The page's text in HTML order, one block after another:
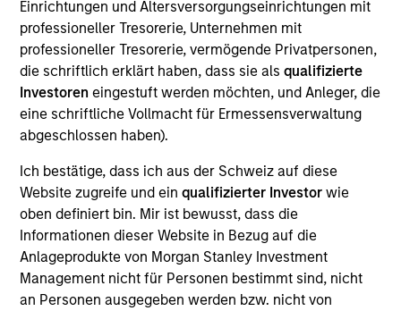
Einrichtungen und Altersversorgungseinrichtungen mit
professioneller Tresorerie, Unternehmen mit
professioneller Tresorerie, vermögende Privatpersonen,
die schriftlich erklärt haben, dass sie alsqualifizierte
Investoren eingestuft werden möchten, und Anleger, die
eine schriftliche Vollmacht für Ermessensverwaltung
abgeschlossen haben).
Ich bestätige, dass ich aus der Schweiz auf diese
Website zugreife und ein qualifizierter Investor wie
oben definiert bin. Mir ist bewusst, dass die
Informationen dieser Website in Bezug auf die
Anlageprodukte von Morgan Stanley Investment
Management nicht für Personen bestimmt sind, nicht
an Personen ausgegeben werden bzw. nicht von
Follow-On
Realization Date
May 2019
Provides life science tools and develops molecular
diagnostics.
View Current Employment Opportunities
View Site
Board Membership
Melissa Daniels